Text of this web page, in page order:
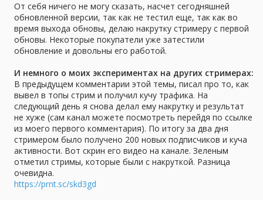
От себя ничего не могу сказать, насчет сегодняшней
обновленной версии, так как не тестил еще, так как во
время выхода обновы, делаю накрутку стримеру с первой
обновы. Некоторые покупатели уже затестили
обновление и довольны его работой.
И немного о моих экспериментах на других стримерах:
В предыдущем комментарии этой темы, писал про то, как
вывел в топы стрим и получил кучу трафика. На
следующий день я снова делал ему накрутку и результат
не хуже (сам канал можете посмотреть перейдя по ссылке
из моего первого комментария). По итогу за два дня
стримером было получено 200 новых подписчиков и куча
активности. Вот скрин его видео на канале. Зеленым
отметил стримы, которые были с накруткой. Разница
очевидна.
https://prnt.sc/skd3gd